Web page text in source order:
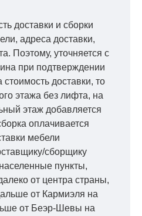
доставки и сборки
адреса доставки,
Поэтому, уточняется с
при подтверждении
стоимость доставки, то
этажа без лифта, на
этаж добавляется
оплачивается
мебели
сборщику
пункты,
от центра страны,
от Кармиэля на
от Беэр-Шевы на